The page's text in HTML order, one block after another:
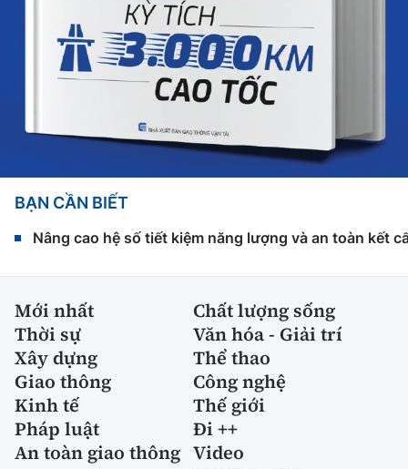
BẠN CẦN BIẾT
Nâng cao hệ số tiết kiệm năng lượng và an toàn kết
Mới nhất
Chất lượng sống
Thời sự
Văn hóa - Giải trí
Xây dựng
Thể thao
Giao thông
Công nghệ
Kinh tế
Thế giới
Pháp luật
Đi ++
An toàn giao thông Video